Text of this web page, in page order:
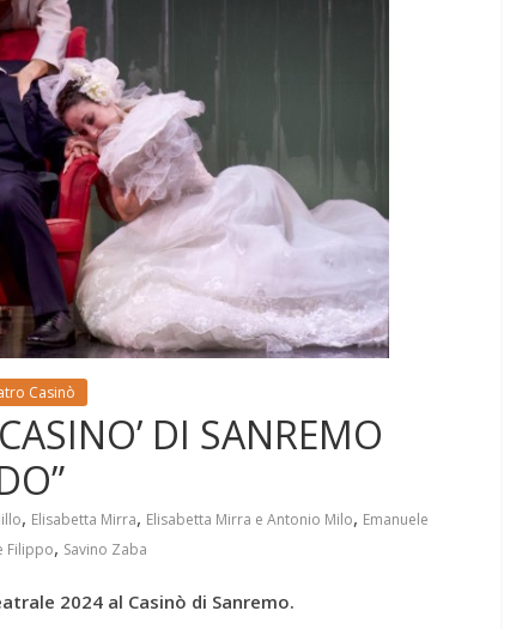
Casinò
DI SANREMO
, Elisabetta Mirra, Elisabetta Mirra e Antonio Milo, Emanuele
Filippo, Savino Zaba
2024 al Casinò di Sanremo.